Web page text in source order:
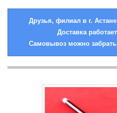
Друзья, филиал в г.
Доставка
Самовывоз можно забрать